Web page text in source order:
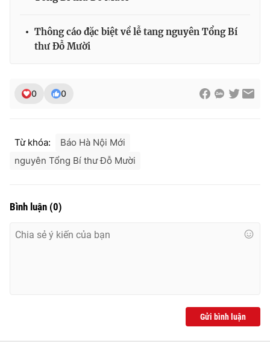
Ðiện thoại Thời báo VTV:
Liên hệ quảng cáo: 024-7300.7108
® Cấm sao chép dưới mọi hình thức nếu không có sự chấp
thông tin từ website này.
Thông cáo đặc biệt về lễ tang nguyên Tổng Bí
thư Đỗ Mười
0 0
Từ khóa:
Báo Hà Nội Mới
nguyên Tổng Bí thư Đỗ Mười
Bình luận (0)
Gửi bình luận